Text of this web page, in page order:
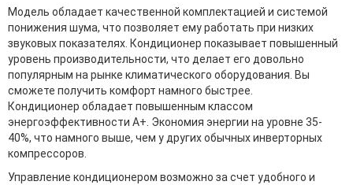
Модель обладает качественной комплектацией и системой
понижения шума, что позволяет ему работать при низких
звуковых показателях. Кондиционер показывает повышенный
уровень производительности, что делает его довольно
популярным на рынке климатического оборудования. Вы
сможете получить комфорт намного быстрее.
Кондиционер обладает повышенным классом
энергоэффективности А+. Экономия энергии на уровне 35-
40%, что намного выше, чем у других обычных инверторных
компрессоров.
Управление кондиционером возможно за счет удобного и